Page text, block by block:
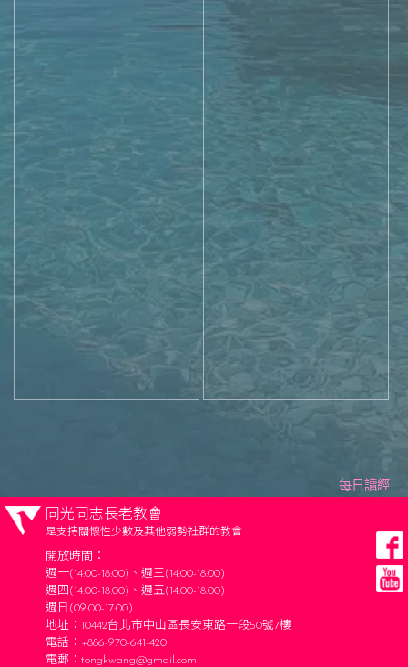
每日讀經
同光同志長老教會
是支持關懷性少數及其他弱勢社群的教會
開放時間：
週一(14:00-18:00)、週三(14:00-18:00)
週四(14:00-18:00)、週五(14:00-18:00)
週日(09:00-17:00)
地址：10442台北市中山區長安東路一段50號7樓
電話：+886-970-641-420
電郵： tongkwang@gmail.com